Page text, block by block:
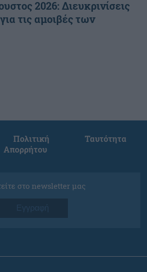
2026: Διευκρινίσεις
τις αμοιβές των
Πολιτική
Απορρήτου
Ταυτότητα
στο newsletter μας
Εγγραφή